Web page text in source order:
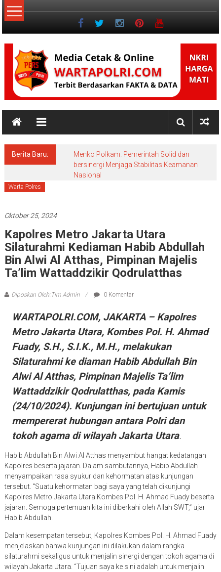
Lompat
ke
NKRI
Jurnalisme
Berita Baru:
Menko Polkam: Pemerintah Solid dan
bersinergi Menjaga Stabilitas Keamanan
Nasional
Warta Polres
Oktober 25, 2024
Kapolres Metro Jakarta Utara
Silaturahmi Kediaman Habib Abdullah
Bin Alwi Al Atthas, Pimpinan Majelis
Ta’lim Wattaddzikir Qodrulatthas
Diposkan Oleh:Tim Admin 0 Komentar
WARTAPOLRI.COM, JAKARTA – Kapolres
Metro Jakarta Utara, Kombes Pol. H. Ahmad
Fuady, S.H., S.I.K., M.H., melakukan
Silaturahmi ke diaman Habib Abdullah Bin
Alwi Al Atthas, Pimpinan Majelis Ta’lim
Wattaddzikir Qodrulatthas, pada Kamis
(24/10/2024). Kunjungan ini bertujuan untuk
mempererat hubungan antara Polri dan
tokoh agama di wilayah Jakarta Utara.
Habib Abdullah Bin Alwi Al Atthas menyambut hangat kedatangan
Kapolres beserta jajaran. Dalam sambutannya, Habib Abdullah
menyampaikan rasa syukur dan kehormatan atas kunjungan
tersebut. “Suatu kehormatan bagi saya yang telah dikunjungi
Kapolres Metro Jakarta Utara Kombes Pol. H. Ahmad Fuady beserta
jajaran. Semoga pertemuan kita ini diberkahi oleh Allah SWT,” ujar
Habib Abdullah.
Dalam kesempatan tersebut, Kapolres Kombes Pol. H. Ahmad Fuady
menjelaskan bahwa kunjungan ini dilakukan dalam rangka
silaturahmi sekaligus untuk menjalin sinergi dengan tokoh agama di
wilayah Jakarta Utara. “Tujuan saya ke sini adalah untuk menjalin